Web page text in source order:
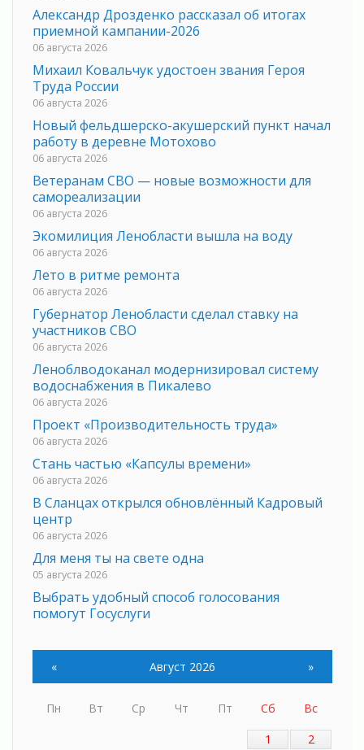
Александр Дрозденко рассказал об итогах
приемной кампании-2026
06 августа 2026
Михаил Ковальчук удостоен звания Героя
Труда России
06 августа 2026
Новый фельдшерско-акушерский пункт начал
работу в деревне Мотохово
06 августа 2026
Ветеранам СВО — новые возможности для
самореализации
06 августа 2026
Экомилиция Ленобласти вышла на воду
06 августа 2026
Лето в ритме ремонта
06 августа 2026
Губернатор Ленобласти сделал ставку на
участников СВО
06 августа 2026
Леноблводоканал модернизировал систему
водоснабжения в Пикалево
06 августа 2026
Проект «Производительность труда»
06 августа 2026
Стань частью «Капсулы времени»
06 августа 2026
В Сланцах открылся обновлённый Кадровый
центр
06 августа 2026
Для меня ты на свете одна
05 августа 2026
Выбрать удобный способ голосования
помогут Госуслуги
Планируйте свой маршрут заранее
05 августа 2026
05 августа 2026
« Август 2026 »
Пн Вт Ср Чт Пт Сб
Вс
1
2